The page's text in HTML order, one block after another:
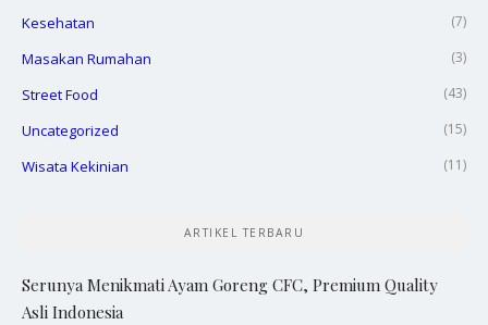
Kesehatan (7)
Masakan Rumahan (3)
Street Food (43)
Uncategorized (15)
Wisata Kekinian (11)
ARTIKEL TERBARU
Serunya Menikmati Ayam Goreng CFC, Premium Quality
Asli Indonesia